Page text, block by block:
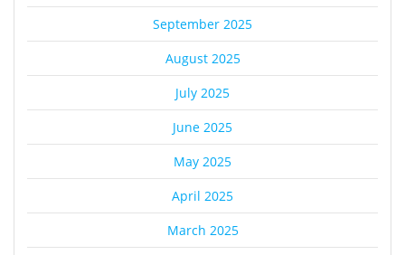
September 2025
August 2025
July 2025
June 2025
May 2025
April 2025
March 2025